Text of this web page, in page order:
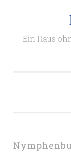
"Ein Haus